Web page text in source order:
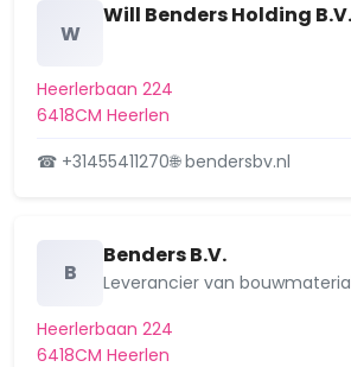
Wijk 40 Heerlerbaan-Centrum
Wijk 41 Heerlerbaan-Schil
W
Will Benders Holding B.V.
Heerlerbaan 224
6418CM Heerlen
☎ +31455411270🌐 bendersbv.nl
B
Benders B.V.
Leverancier van
Heerlerbaan 224
6418CM Heerlen